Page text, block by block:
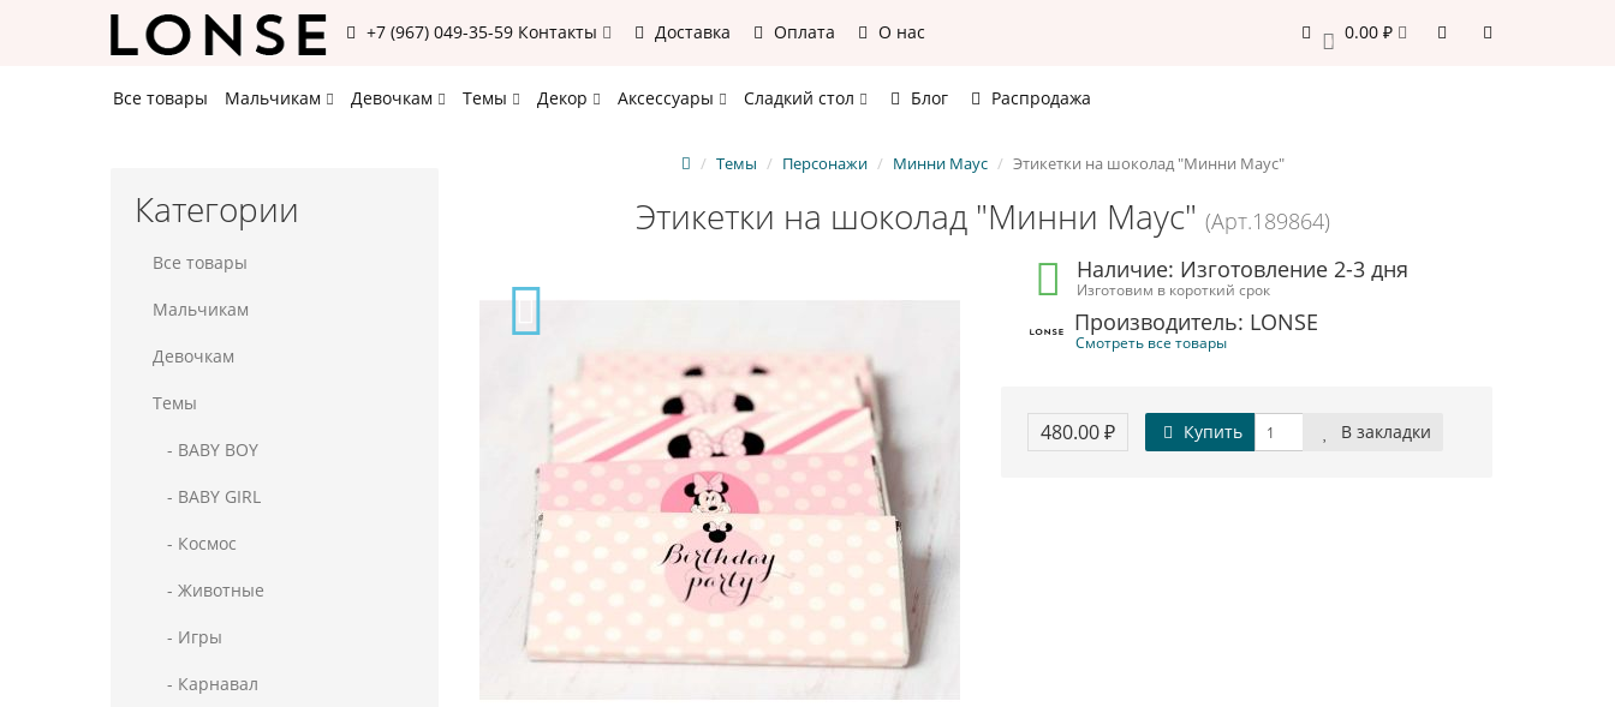
+7 (967) 049-35-59 Контакты Доставка Оплата О нас 0 0.00 ₽
Все товары Мальчикам Девочкам Темы Декор Аксессуары Сладкий стол Блог Распродажа
Категории
Все товары
Мальчикам
Девочкам
Темы
- BABY BOY
- BABY GIRL
- Космос
- Животные
- Игры
- Карнавал
Темы Персонажи Минни Маус Этикетки на шоколад "Минни Маус"
Этикетки на шоколад "Минни Маус" (Арт.189864)
Наличие: Изготовление 2-3 дня
Изготовим в короткий срок
Производитель: LONSE
Смотреть все товары
480.00 ₽ Купить В закладки